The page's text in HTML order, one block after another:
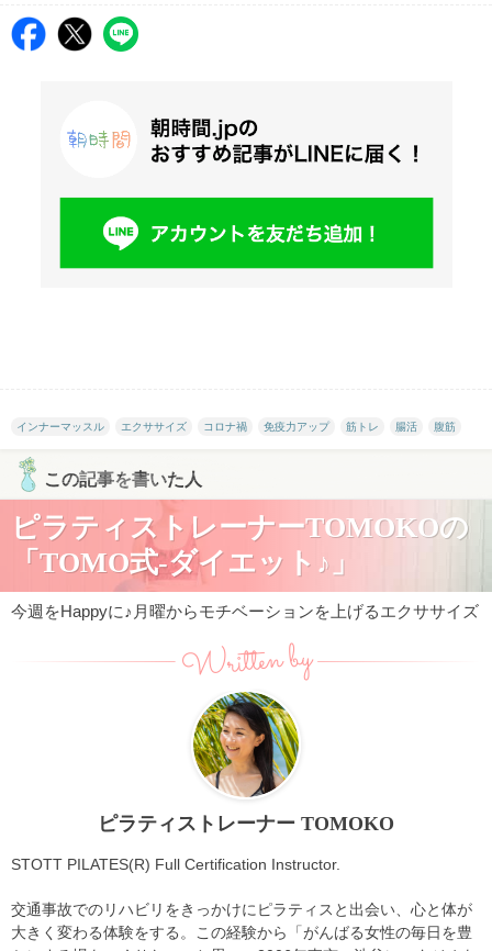
インナーマッスル エクササイズ コロナ禍 免疫力アップ 筋トレ 腸活 腹筋
この記事を書いた人
ピラティストレーナーTOMOKOの
「TOMO式-ダイエット♪」
今週をHappyに♪月曜からモチベーションを上げるエクササイズ
Written by
ピラティストレーナー TOMOKO
STOTT PILATES(R) Full Certification Instructor.
交通事故でのリハビリをきっかけにピラティスと出会い、心と体が
大きく変わる体験をする。この経験から「がんばる女性の毎日を豊